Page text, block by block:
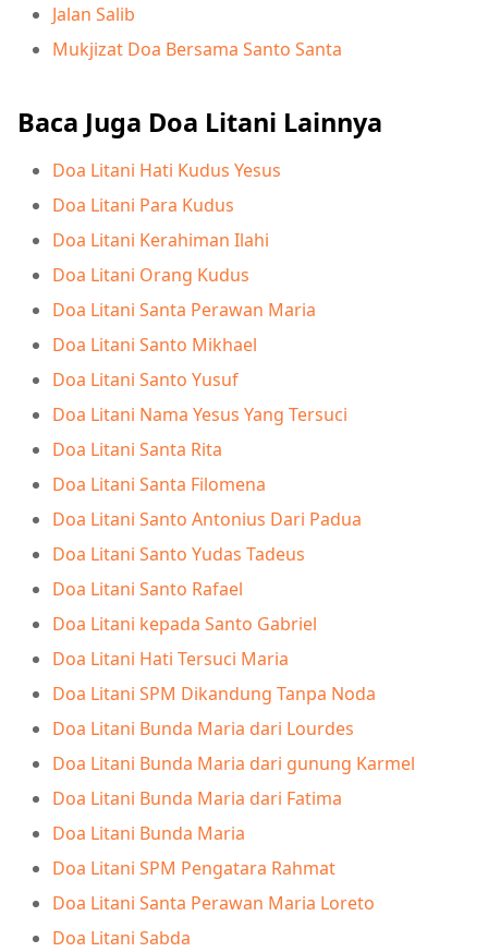
Jalan Salib
Mukjizat Doa Bersama Santo Santa
Baca Juga Doa Litani Lainnya
Doa Litani Hati Kudus Yesus
Doa Litani Para Kudus
Doa Litani Kerahiman Ilahi
Doa Litani Orang Kudus
Doa Litani Santa Perawan Maria
Doa Litani Santo Mikhael
Doa Litani Santo Yusuf
Doa Litani Nama Yesus Yang Tersuci
Doa Litani Santa Rita
Doa Litani Santa Filomena
Doa Litani Santo Antonius Dari Padua
Doa Litani Santo Yudas Tadeus
Doa Litani Santo Rafael
Doa Litani kepada Santo Gabriel
Doa Litani Hati Tersuci Maria
Doa Litani SPM Dikandung Tanpa Noda
Doa Litani Bunda Maria dari Lourdes
Doa Litani Bunda Maria dari gunung Karmel
Doa Litani Bunda Maria dari Fatima
Doa Litani Bunda Maria
Doa Litani SPM Pengatara Rahmat
Doa Litani Santa Perawan Maria Loreto
Doa Litani Sabda